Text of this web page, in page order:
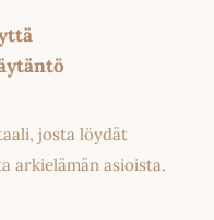
josta löydät
arkielämän asioista.